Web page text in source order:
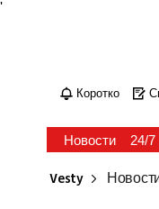
'
Коротко
Новости 24/7
Vesty